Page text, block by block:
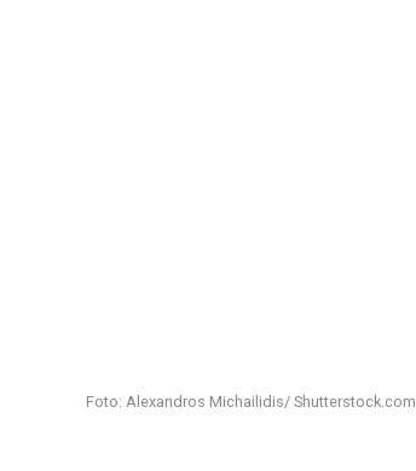
Foto: Alexandros Michailidis/ Shutterstock.com